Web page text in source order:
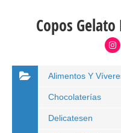
Copos
Alimentos Y
Chocolaterías
Delicatesen